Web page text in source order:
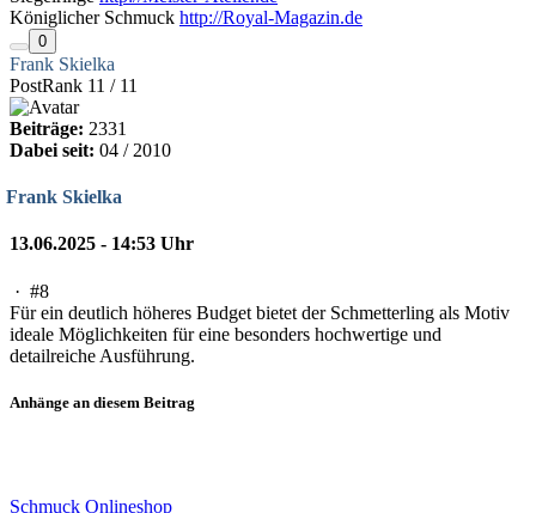
Königlicher Schmuck http://Royal-Magazin.de
0
Frank Skielka
PostRank 11 / 11
Beiträge: 2331
Dabei seit: 04 / 2010
Frank Skielka
13.06.2025 - 14:53 Uhr
· #8
Für ein deutlich höheres Budget bietet der Schmetterling als Motiv
ideale Möglichkeiten für eine besonders hochwertige und
detailreiche Ausführung.
Anhänge an diesem Beitrag
Schmuck Onlineshop